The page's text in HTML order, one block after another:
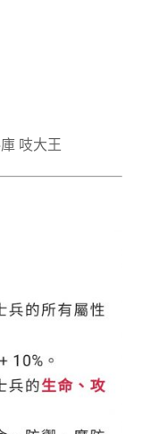
吱大王